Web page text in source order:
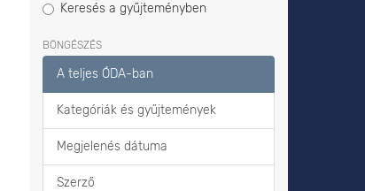
Keresés a gyűjteményben
BÖNGÉSZÉS
A teljes ÓDA-ban
Kategóriák és gyűjtemények
Megjelenés dátuma
Szerző